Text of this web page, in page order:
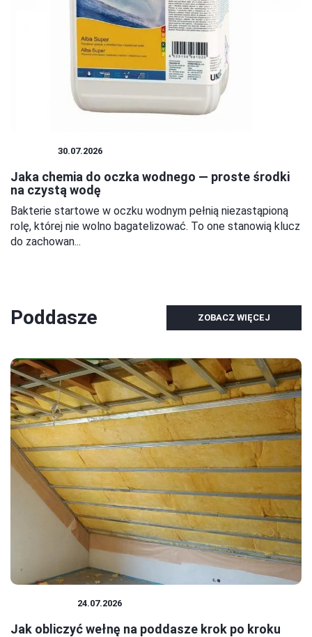
30.07.2026
Jaka chemia do oczka wodnego — proste środki
na czystą wodę
Bakterie startowe w oczku wodnym pełnią niezastąpioną
rolę, której nie wolno bagatelizować. To one stanowią klucz
do zachowan...
Poddasze ZOBACZ WIĘCEJ
24.07.2026
Jak obliczyć wełnę na poddasze krok po kroku